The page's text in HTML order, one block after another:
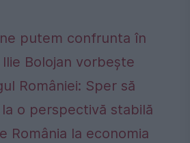
putem confrunta în
Bolojan vorbește
României: Sper să
o perspectivă stabilă
România la economia